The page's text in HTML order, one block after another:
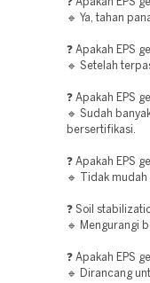
❓ Apakah EPS
🔹 Ya, tahan
❓ Apakah EPS
🔹 Setelah
❓ Apakah EPS
🔹 Sudah
bersertifikasi.
❓ Apakah EPS
🔹 Tidak
❓ Soil
🔹 Mengurangi
❓ Apakah EPS
🔹 Dirancang